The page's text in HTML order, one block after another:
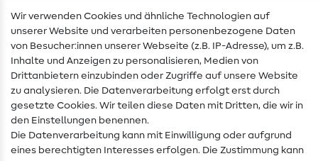
Nähanleitungen
Hilfe & Kontakt
Kontakt
Infos zum Betreiberwechsel
Widerrufsrecht
Wir verwenden Cookies und ähnliche Technologien auf
unserer Website und verarbeiten personenbezogene Daten
von Besucher:innen unserer Webseite (z.B. IP-Adresse), um z.B.
Inhalte und Anzeigen zu personalisieren, Medien von
Drittanbietern einzubinden oder Zugriffe auf unsere Website
zu analysieren. Die Datenverarbeitung erfolgt erst durch
gesetzte Cookies. Wir teilen diese Daten mit Dritten, die wir in
den Einstellungen benennen.
Die Datenverarbeitung kann mit Einwilligung oder aufgrund
eines berechtigten Interesses erfolgen. Die Zustimmung kann